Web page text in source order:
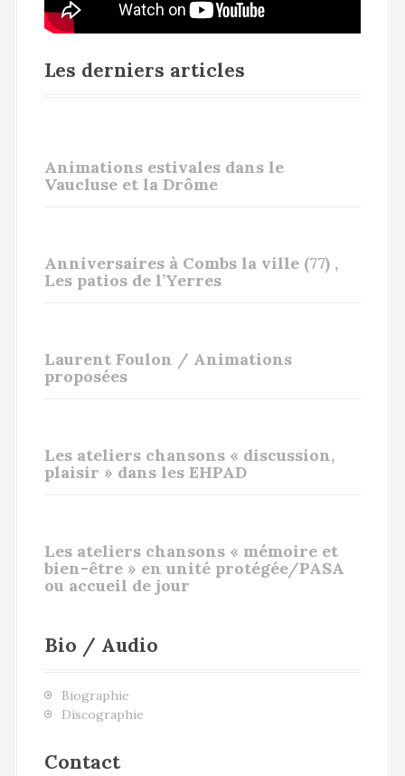
Les derniers articles
Animations estivales dans le
Vaucluse et la Drôme
Anniversaires à Combs la ville (77) ,
Les patios de l’Yerres
Laurent Foulon / Animations
proposées
Les ateliers chansons « discussion,
plaisir » dans les EHPAD
Les ateliers chansons « mémoire et
bien-être » en unité protégée/PASA
ou accueil de jour
Bio / Audio
Biographie
Discographie
Contact